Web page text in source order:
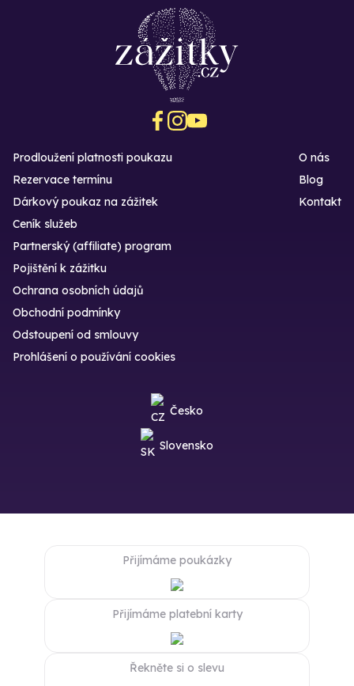
Prodloužení platnosti poukazu
Rezervace termínu
Dárkový poukaz na zážitek
O nás
Blog
Kontakt
Ceník služeb
Partnerský (affiliate) program
Pojištění k zážitku
Ochrana osobních údajů
Obchodní podmínky
Odstoupení od smlouvy
Prohlášení o používání cookies
Česko
Slovensko
Přijímáme poukázky
Přijímáme platební karty
Řekněte si o slevu